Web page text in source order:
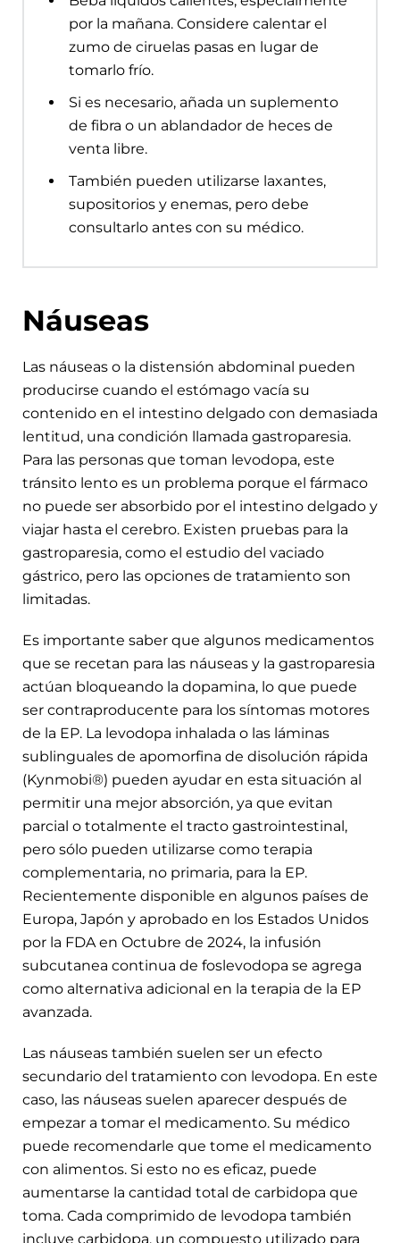
por la mañana. Considere calentar el
zumo de ciruelas pasas en lugar de
tomarlo frío.
Si es necesario, añada un suplemento
de fibra o un ablandador de heces de
venta libre.
También pueden utilizarse laxantes,
supositorios y enemas, pero debe
consultarlo antes con su médico.
Náuseas
Las náuseas o la distensión abdominal pueden
producirse cuando el estómago vacía su
contenido en el intestino delgado con demasiada
lentitud, una condición llamada gastroparesia.
Para las personas que toman levodopa, este
tránsito lento es un problema porque el fármaco
no puede ser absorbido por el intestino delgado y
viajar hasta el cerebro. Existen pruebas para la
gastroparesia, como el estudio del vaciado
gástrico, pero las opciones de tratamiento son
limitadas.
Es importante saber que algunos medicamentos
que se recetan para las náuseas y la gastroparesia
actúan bloqueando la dopamina, lo que puede
ser contraproducente para los síntomas motores
de la EP. La levodopa inhalada o las láminas
sublinguales de apomorfina de disolución rápida
(Kynmobi®) pueden ayudar en esta situación al
permitir una mejor absorción, ya que evitan
parcial o totalmente el tracto gastrointestinal,
pero sólo pueden utilizarse como terapia
complementaria, no primaria, para la EP.
Recientemente disponible en algunos países de
Europa, Japón y aprobado en los Estados Unidos
por la FDA en Octubre de 2024, la infusión
subcutanea continua de foslevodopa se agrega
como alternativa adicional en la terapia de la EP
avanzada.
Las náuseas también suelen ser un efecto
secundario del tratamiento con levodopa. En este
caso, las náuseas suelen aparecer después de
empezar a tomar el medicamento. Su médico
puede recomendarle que tome el medicamento
con alimentos. Si esto no es eficaz, puede
aumentarse la cantidad total de carbidopa que
toma. Cada comprimido de levodopa también
incluye carbidopa, un compuesto utilizado para